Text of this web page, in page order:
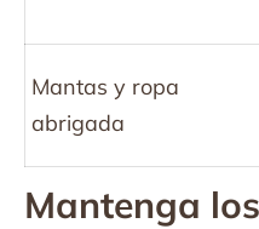
Mantas y ropa
abrigada
Mantenga